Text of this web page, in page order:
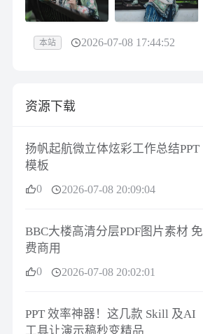
本站 2026-07-08 17:44:52
资源下载
扬帆起航微立体炫彩工作总结PPT
模板
0 2026-07-08 20:09:04
BBC大楼高清分层PDF图片素材 免
费商用
0 2026-07-08 20:02:01
PPT 效率神器！这几款 Skill 及AI
工具让演示稿秒变精品